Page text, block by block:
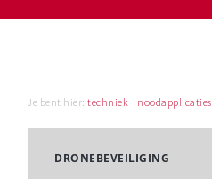
Je bent hier: techniek noodapplicaties
DRONEBEVEILIGING